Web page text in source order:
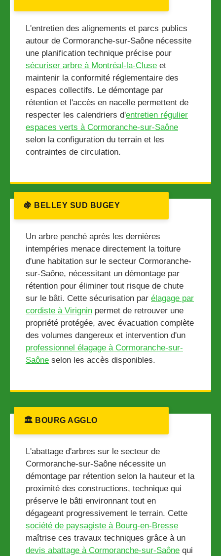
L'entretien des alignements et parcs publics
autour de Cormoranche-sur-Saône nécessite
une planification technique précise pour
sécuriser arbre à Montréal-la-Cluse et
maintenir la conformité réglementaire des
espaces collectifs. Le démontage par
rétention et l'accès en nacelle permettent de
respecter les calendriers d'entretien régulier
espaces verts à Cormoranche-sur-Saône
selon la configuration du terrain et les
contraintes de circulation.
🍇 BELLEY SUD BUGEY
Un arbre penché après les dernières
intempéries menace directement la toiture
d'une habitation sur le secteur Cormoranche-
sur-Saône, nécessitant un démontage par
rétention pour éliminer tout risque de chute
sur le bâti. Cette sécurisation par élagage par
cordiste à Virignin permet de retrouver une
propriété protégée, avec évacuation complète
des volumes dangereux et intervention d'un
professionnel élagage à Cormoranche-sur-
Saône selon les accès disponibles.
🏛️ BOURG AGGLO
L'abattage d'arbres sur le secteur de
Cormoranche-sur-Saône nécessite un
démontage par rétention selon la hauteur et la
proximité des constructions, technique qui
préserve le bâti environnant tout en
dégageant progressivement le terrain. Cette
société de paysagiste à Bourg-en-Bresse
maîtrise ces travaux techniques grâce à un
devis abattage à Cormoranche-sur-Saône qui